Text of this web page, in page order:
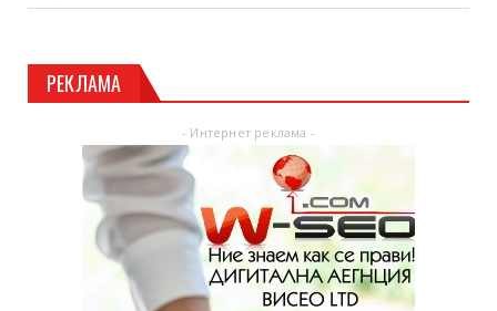
РЕКЛАМА
- Интернет реклама -